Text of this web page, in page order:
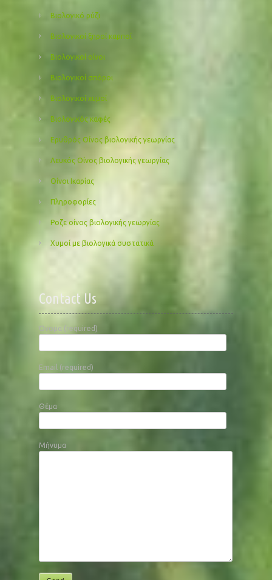
Βιολογικό ρύζι
Βιολογικοί ξηροί καρποί
Βιολογικοί οίνοι
Βιολογικοί σπόροι
Βιολογικοί χυμοί
Βιολογικός καφές
Ερυθρός Οίνος βιολογικής γεωργίας
Λευκός Οίνος βιολογικής γεωργίας
Οίνοι Ικαρίας
Πληροφορίες
Ροζε οίνος βιολογικής γεωργίας
Χυμοί με βιολογικά συστατικά
Contact Us
Όνομα (required)
Email (required)
Θέμα
Μήνυμα